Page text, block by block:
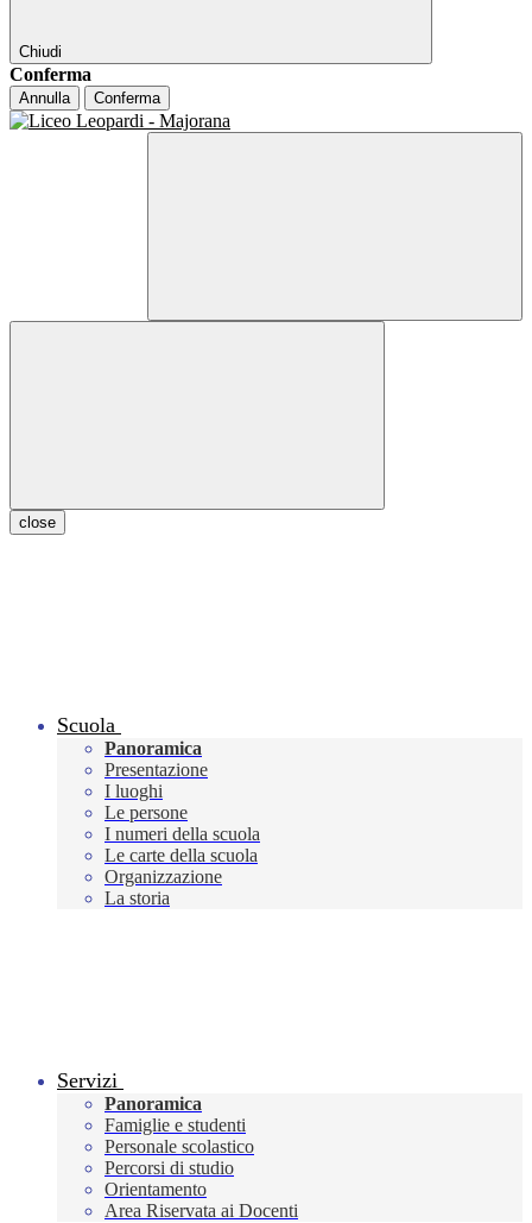
Chiudi
Conferma
Annulla Conferma
close
Scuola
Panoramica
Presentazione
I luoghi
Le persone
I numeri della scuola
Le carte della scuola
Organizzazione
La storia
Servizi
Panoramica
Famiglie e studenti
Personale scolastico
Percorsi di studio
Orientamento
Area Riservata ai Docenti